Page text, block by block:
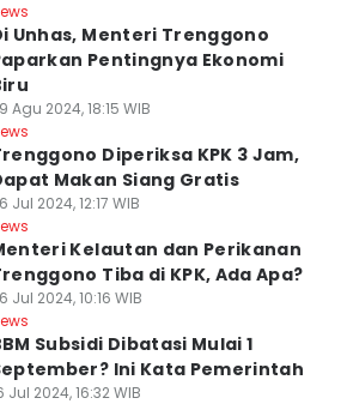
Unhas, Menteri Trenggono
Pentingnya Ekonomi
Agu 2024, 18:15 WIB
Diperiksa KPK 3 Jam,
Makan Siang Gratis
Jul 2024, 12:17 WIB
Kelautan dan Perikanan
Tiba di KPK, Ada Apa?
Jul 2024, 10:16 WIB
Subsidi Dibatasi Mulai 1
Ini Kata Pemerintah
Jul 2024, 16:32 WIB